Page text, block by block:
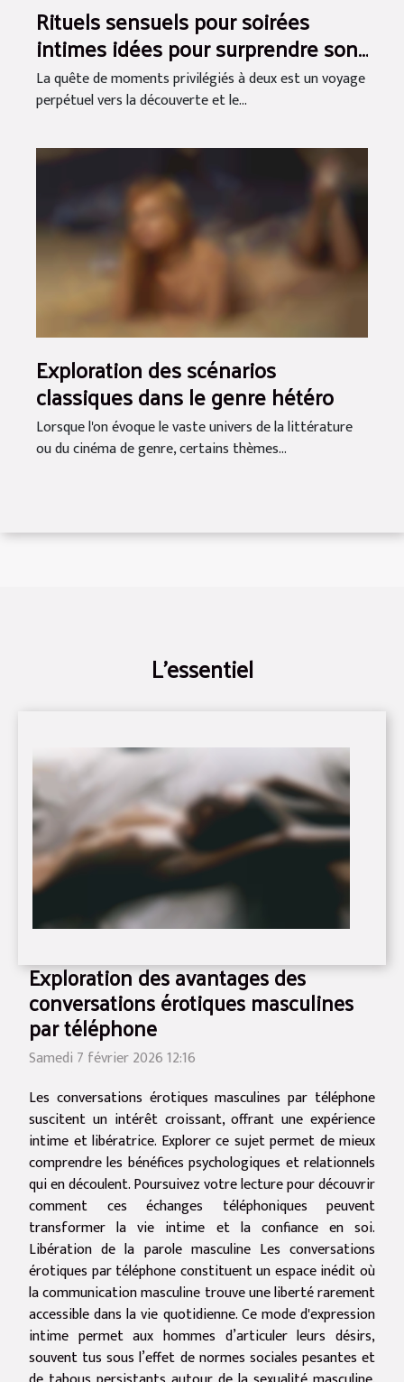
Rituels sensuels pour soirées
intimes idées pour surprendre son
partenaire
La quête de moments privilégiés à deux est un voyage
perpétuel vers la découverte et le...
Exploration des scénarios
classiques dans le genre hétéro
Lorsque l'on évoque le vaste univers de la littérature
ou du cinéma de genre, certains thèmes...
L'essentiel
Exploration des avantages des
conversations érotiques masculines
par téléphone
Samedi 7 février 2026 12:16
Les conversations érotiques masculines par téléphone
suscitent un intérêt croissant, offrant une expérience
intime et libératrice. Explorer ce sujet permet de mieux
comprendre les bénéfices psychologiques et relationnels
qui en découlent. Poursuivez votre lecture pour découvrir
comment ces échanges téléphoniques peuvent
transformer la vie intime et la confiance en soi.
Libération de la parole masculine Les conversations
érotiques par téléphone constituent un espace inédit où
la communication masculine trouve une liberté rarement
accessible dans la vie quotidienne. Ce mode d'expression
intime permet aux hommes d’articuler leurs désirs,
souvent tus sous l’effet de normes sociales pesantes et